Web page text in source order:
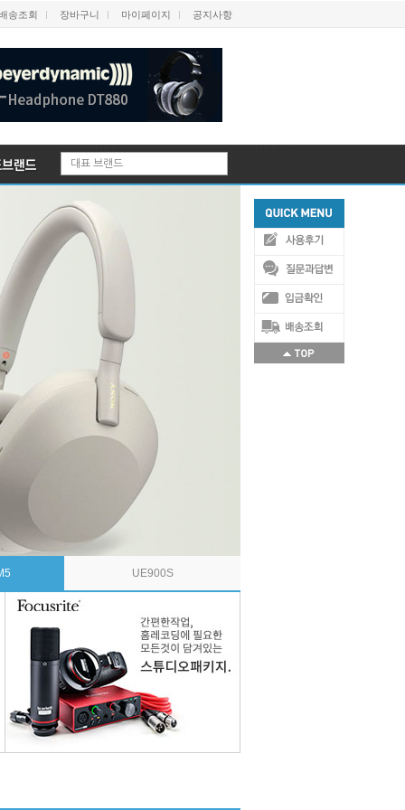
송조회 장바구니 마이페이지 공지사항
대표 브랜드
UE900S